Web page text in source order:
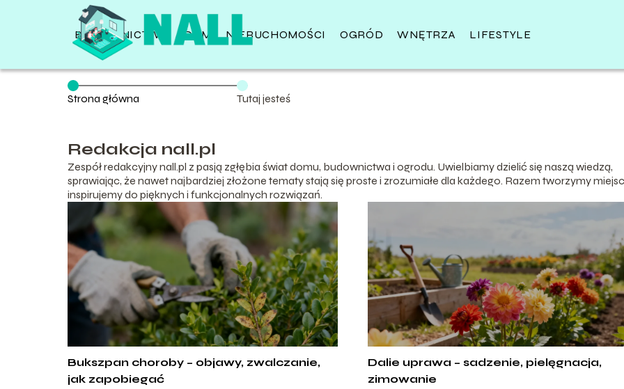
BUDOWNICTWO DOM NIERUCHOMOŚCI OGRÓD WNĘTRZA LIFESTYLE
Strona główna Tutaj jesteś
Redakcja nall.pl
Zespół redakcyjny nall.pl z pasją zgłębia świat domu, budownictwa i ogrodu. Uwielbiamy dzielić się naszą wiedzą,
sprawiając, że nawet najbardziej złożone tematy stają się proste i zrozumiałe dla każdego. Razem tworzymy
inspirujemy do pięknych i funkcjonalnych rozwiązań.
Bukszpan choroby – objawy, zwalczanie,
jak zapobiegać
Dalie uprawa – sadzenie, pielęgnacja,
zimowanie